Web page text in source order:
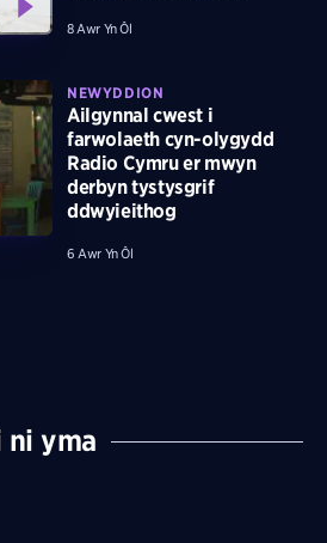
8 Awr Yn Ôl
NEWYDDION
Ailgynnal cwest i
farwolaeth cyn-olygydd
Radio Cymru er mwyn
derbyn tystysgrif
ddwyieithog
6 Awr Yn Ôl
ni yma